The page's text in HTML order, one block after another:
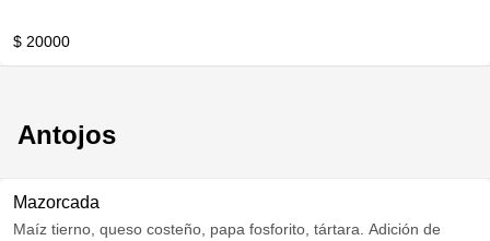
$ 20000
Antojos
Mazorcada
Maíz tierno, queso costeño, papa fosforito, tártara. Adición de